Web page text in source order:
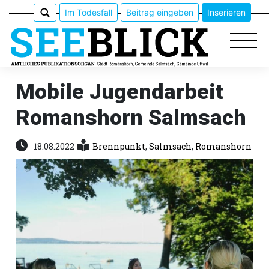
Epaper
Veranstaltungen
Erlebnisführer
Im Todesfall Beitrag eingeben Inserieren
Mobile Jugendarbeit
Romanshorn Salmsach
18.08.2022 Brennpunkt,Salmsach, Romanshorn